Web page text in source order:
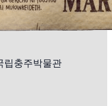
립충주박물관